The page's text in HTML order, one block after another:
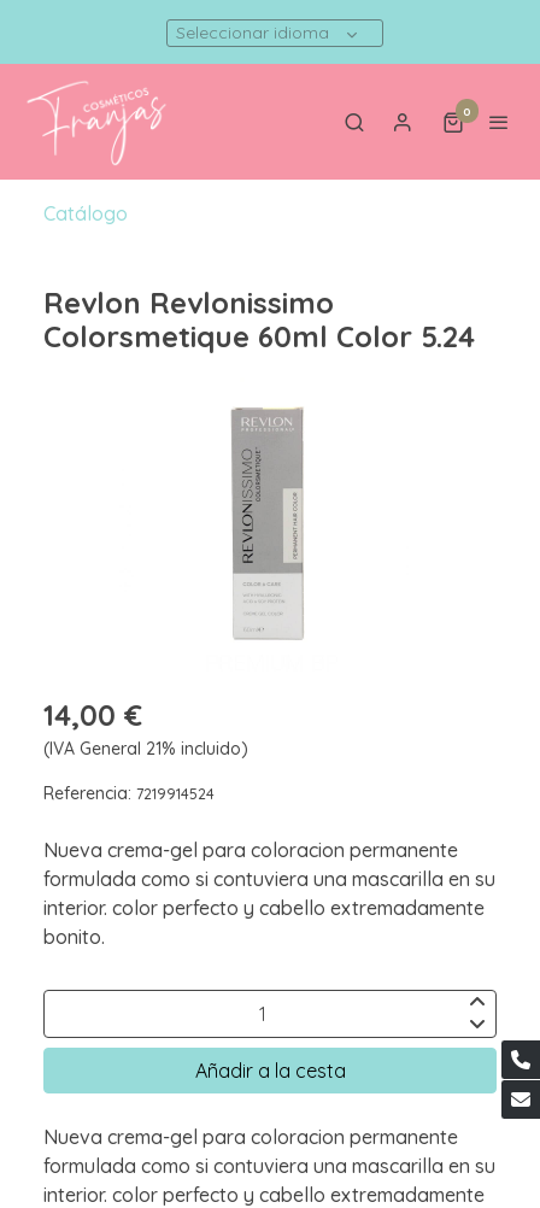
Seleccionar idioma
0
Catálogo
Revlon Revlonissimo
Colorsmetique 60ml Color 5.24
14,00 €
(IVA General 21% incluido)
Referencia: 7219914524
Nueva crema-gel para coloracion permanente
formulada como si contuviera una mascarilla en su
interior. color perfecto y cabello extremadamente
bonito.
Añadir a la cesta
Nueva crema-gel para coloracion permanente
formulada como si contuviera una mascarilla en su
interior. color perfecto y cabello extremadamente